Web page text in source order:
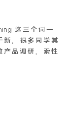
这三个词一
新，很多同学其
产品调研，索性